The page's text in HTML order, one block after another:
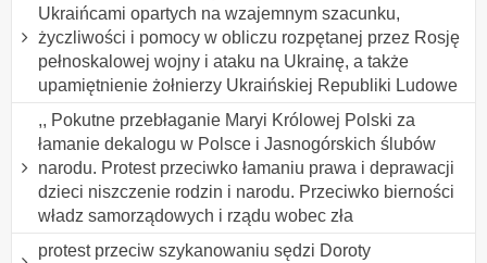
Ukraińcami opartych na wzajemnym szacunku,
życzliwości i pomocy w obliczu rozpętanej przez Rosję
pełnoskalowej wojny i ataku na Ukrainę, a także
upamiętnienie żołnierzy Ukraińskiej Republiki Ludowe
,, Pokutne przebłaganie Maryi Królowej Polski za
łamanie dekalogu w Polsce i Jasnogórskich ślubów
narodu. Protest przeciwko łamaniu prawa i deprawacji
dzieci niszczenie rodzin i narodu. Przeciwko bierności
władz samorządowych i rządu wobec zła
protest przeciw szykanowaniu sędzi Doroty